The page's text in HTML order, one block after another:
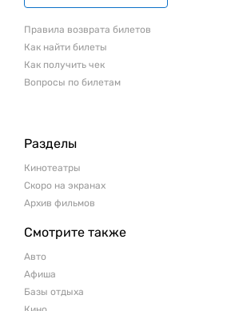
Правила возврата билетов
Как найти билеты
Как получить чек
Вопросы по билетам
Разделы
Кинотеатры
Скоро на экранах
Архив фильмов
Смотрите также
Авто
Афиша
Базы отдыха